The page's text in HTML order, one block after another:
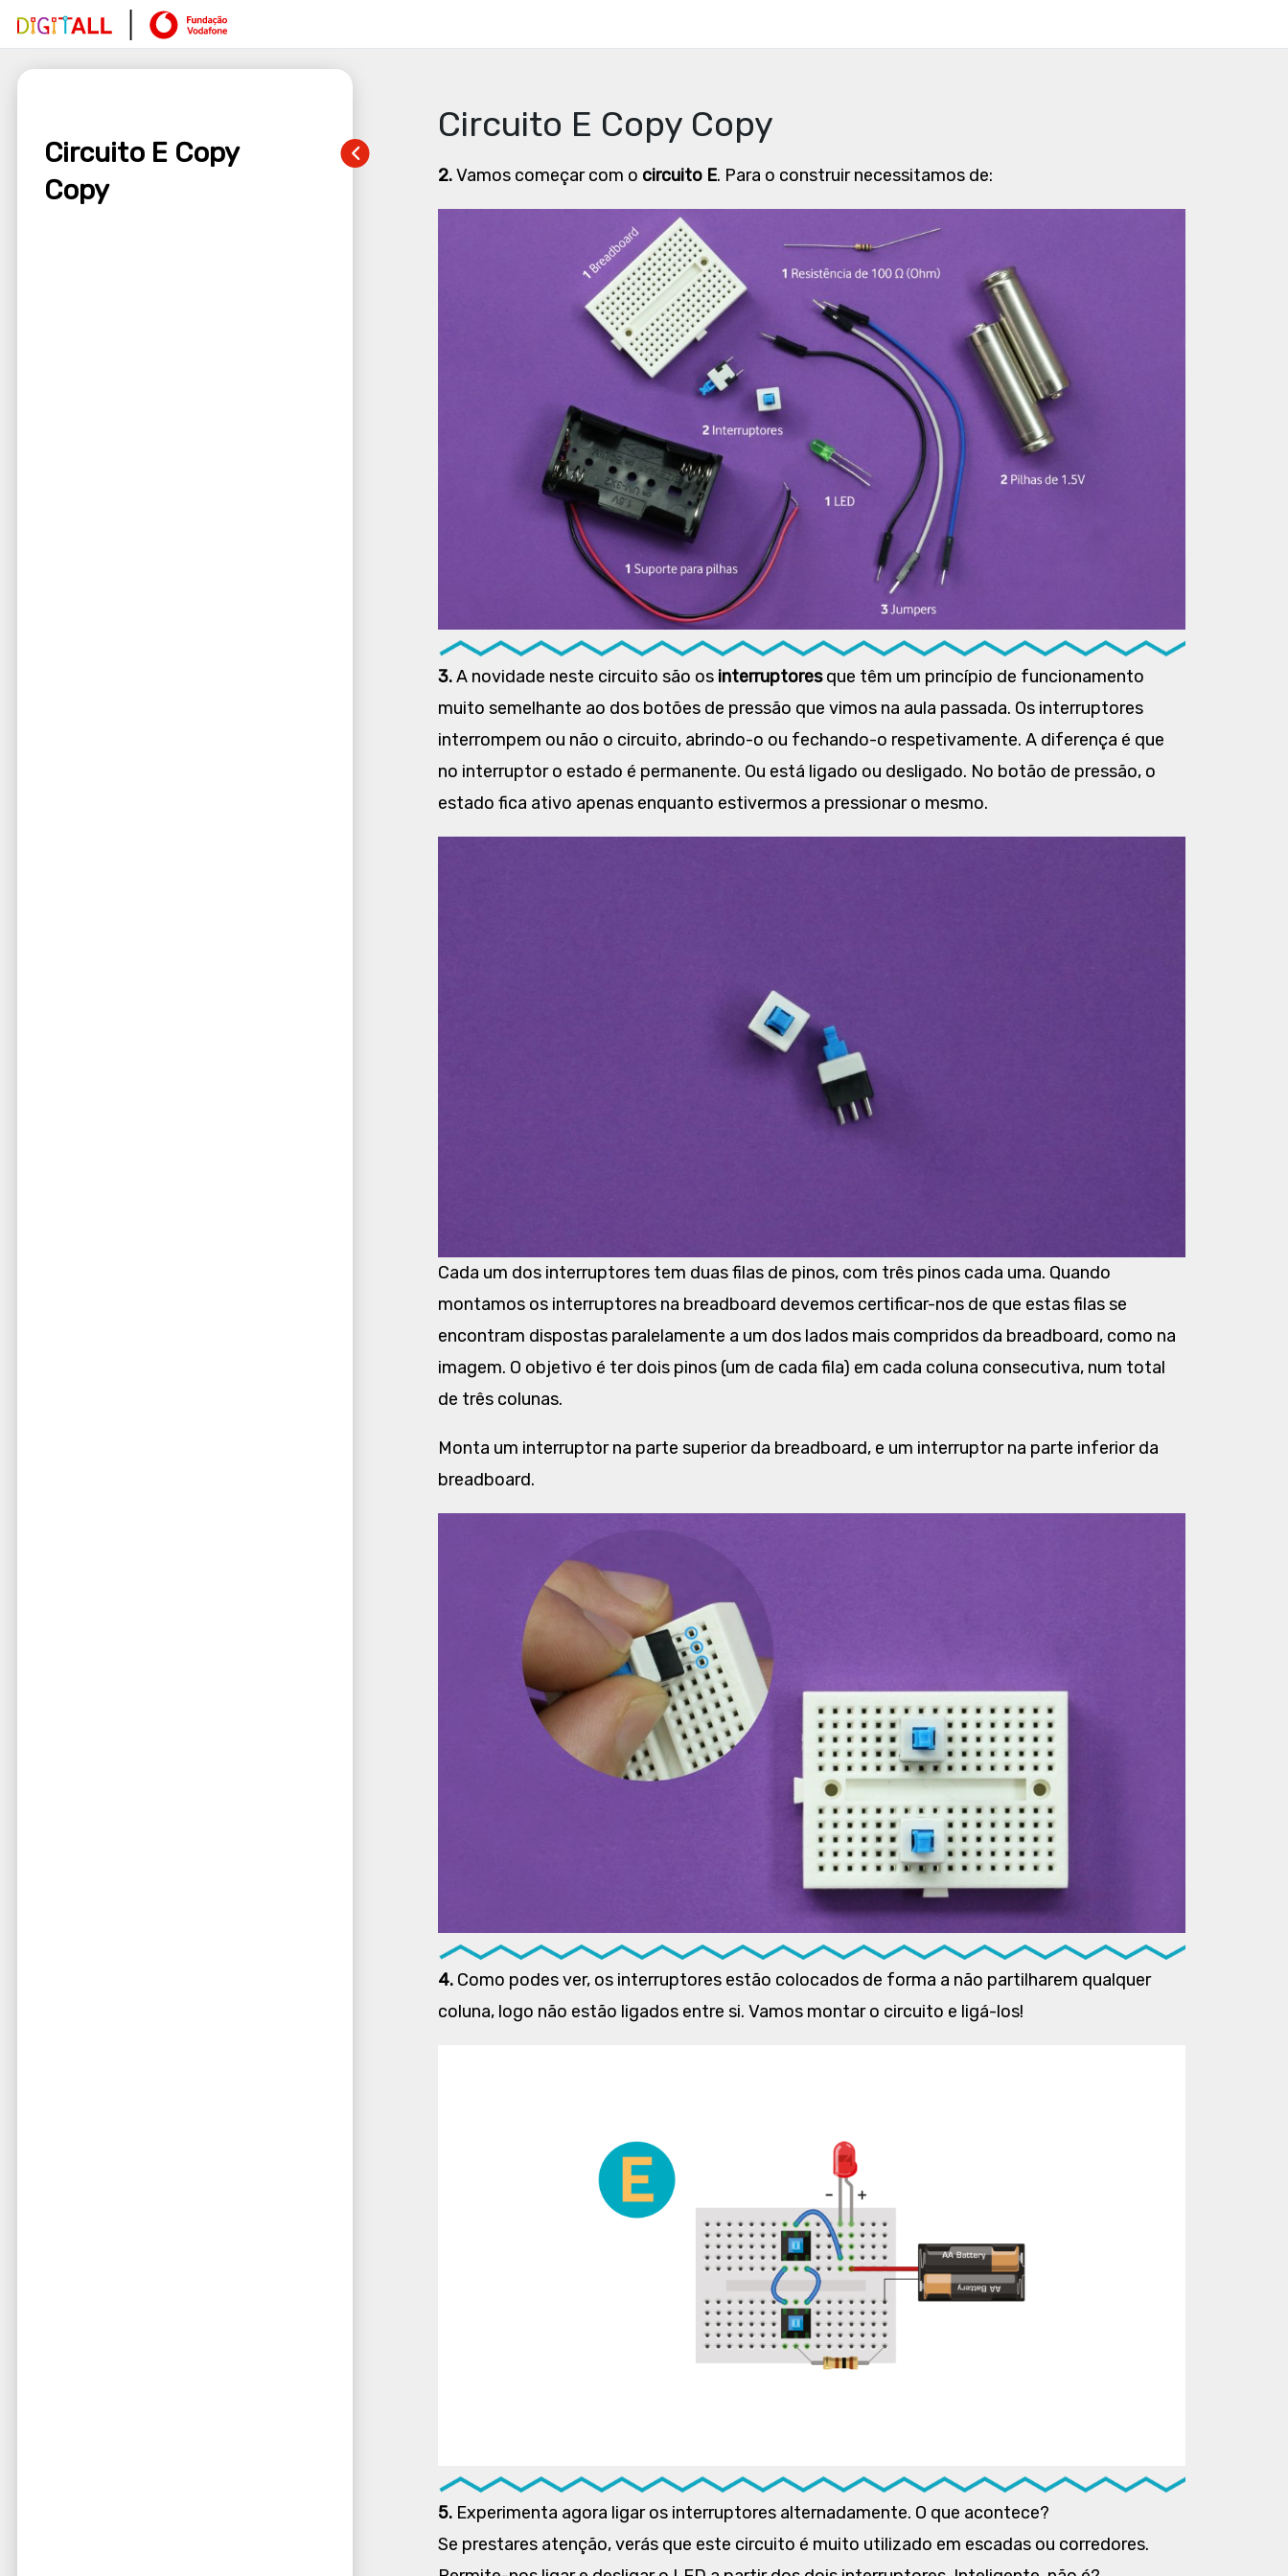
Circuito E Copy
Copy
Circuito E Copy Copy
2.Vamos começar com o circuito E. Para o construir necessitamos de:
3.A novidade neste circuito são os interruptoresque têm um princípio de funcionamento
muito semelhante ao dos botões de pressão que vimos na aula passada. Os interruptores
interrompem ou não o circuito, abrindo-o ou fechando-o respetivamente. A diferença é que
no interruptor o estado é permanente. Ou está ligado ou desligado. No botão de pressão, o
estado fica ativo apenas enquanto estivermos a pressionar o mesmo.
Cada um dos interruptores tem duas filas de pinos, com três pinos cada uma. Quando
montamos os interruptores na breadboard devemos certificar-nos de que estas filas se
encontram dispostas paralelamente a um dos lados mais compridos da breadboard, como na
imagem. O objetivo é ter dois pinos (um de cada fila) em cada coluna consecutiva, num total
de três colunas.
Monta um interruptor na parte superior da breadboard, e um interruptor na parte inferior da
breadboard.
4. Como podes ver, os interruptores estão colocados de forma a não partilharem qualquer
coluna, logo não estão ligados entre si. Vamos montar o circuito e ligá-los!
5. Experimenta agora ligar os interruptores alternadamente. O que acontece?
Se prestares atenção, verás que este circuito é muito utilizado em escadas ou corredores.